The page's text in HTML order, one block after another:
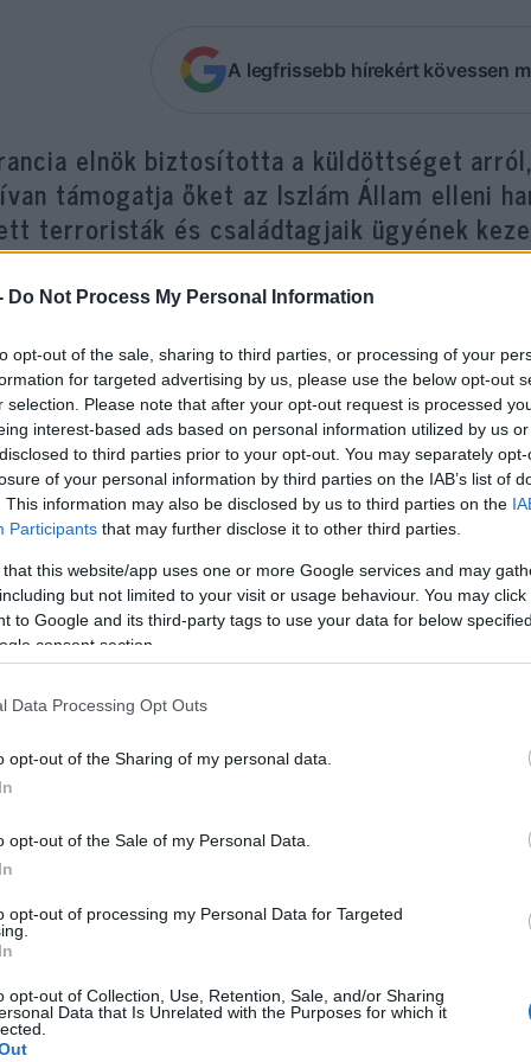
Do Not Process My Personal Information
opt-out of the sale, sharing to third parties, or processing of your
for targeted advertising by us, please use the below opt-out
selection. Please note that after your opt-out request is processed
interest-based ads based on personal information utilized by us
to third parties prior to your opt-out. You may separately
of your personal information by third parties on the IAB’s list of
This information may also be disclosed by us to third parties on the
Participants that may further disclose it to other third parties.
that this website/app uses one or more Google services and may
but not limited to your visit or usage behaviour. You may
to Google and its third-party tags to use your data for below
consent section.
Data Processing Opt Outs
opt-out of the Sharing of my personal data.
opt-out of the Sale of my Personal Data.
opt-out of processing my Personal Data for Targeted
opt-out of Collection, Use, Retention, Sale, and/or Sharing
Data that Is Unrelated with the Purposes for which it
A legfrissebb hírekért kövessen
elnök biztosította a küldöttséget
támogatja őket az Iszlám Állam elleni
terroristák és családtagjaik ügyének
Demokratikus Erők (SDF) küldöttségét
elnök, aki támogatásáról biztosította a
a dzsihadisták elleni harcukban.
elnöki hivatal, az Élysée-palota
arról, hogy Franciaország továbbra is
továbbra is veszélyt jelentő Iszlám Állam
ejtett terroristák és családtagjai ügyének
között több tucat olyan francia
utazott azért, hogy dzsihadista csoportok,
Párizs már többször hangsúlyozta: nem
beállt állampolgárait, sem azok
már korábban közölte, egyenként vizsgál ki
Állam dzsihadista szervezet szíriai
teljesen az SDF baghúzi ostroma. Bár Baghúz
minden korábbi területüket a szíriai
is rejtőzködik, és terrorista sejtekbe
országban.
vezetésű milíciaszövetség az elmúlt három
– nemzetközi koalíció támogatásával